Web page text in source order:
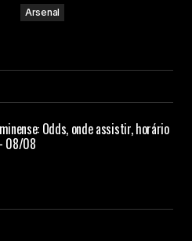
Arsenal
Odds, onde assistir, horário
08/08